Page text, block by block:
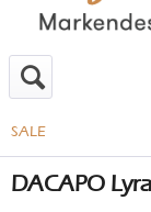
SALE
DACAPO